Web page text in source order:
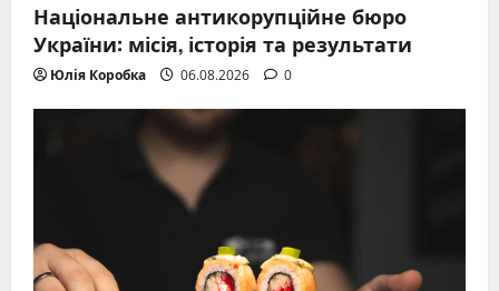
Національне антикорупційне бюро
України: місія, історія та результати
Юлія Коробка 06.08.2026 0